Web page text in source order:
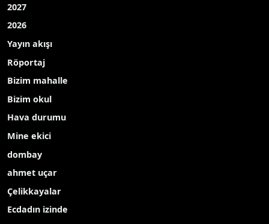
2027
2026
Yayın akışı
Röportaj
Bizim mahalle
Bizim okul
Hava durumu
Mine ekici
dombay
ahmet uçar
Çelikkayalar
Ecdadın izinde